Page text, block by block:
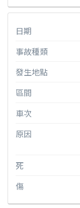
日期
事故種類
發生地點
區間
車次
原因
死
傷